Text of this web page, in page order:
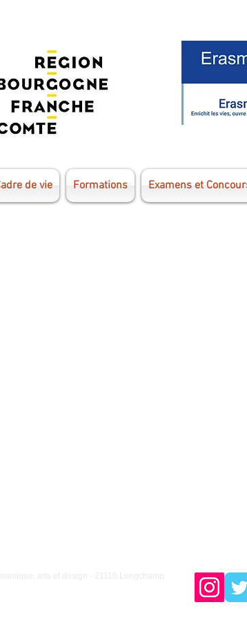
de vie Formations Examens et
arts et design - 21110 Longchamp